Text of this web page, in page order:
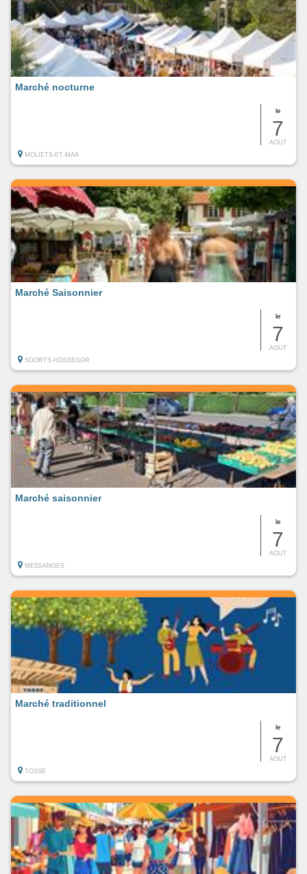
le
7
AOUT
Marché nocturne
MOLIETS-ET-MAA
le
7
AOUT
Marché Saisonnier
SOORTS-HOSSEGOR
le
7
AOUT
Marché saisonnier
MESSANGES
le
7
AOUT
Marché traditionnel
TOSSE